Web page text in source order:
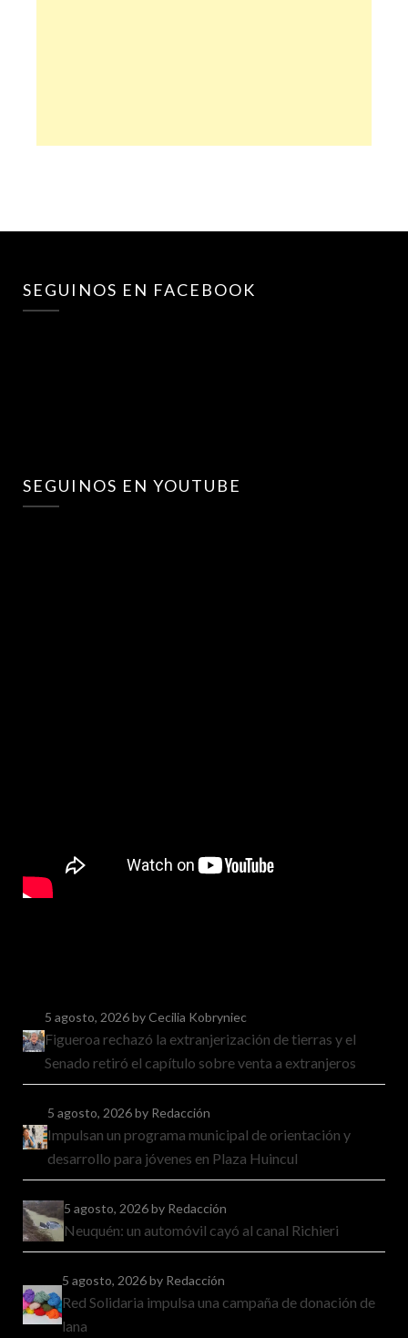
SEGUINOS EN FACEBOOK
SEGUINOS EN YOUTUBE
5 agosto, 2026by Cecilia Kobryniec
Figueroa rechazó la extranjerización de tierras y el
Senado retiró el capítulo sobre venta a extranjeros
5 agosto, 2026by Redacción
Impulsan un programa municipal de orientación y
desarrollo para jóvenes en Plaza Huincul
5 agosto, 2026by Redacción
Neuquén: un automóvil cayó al canal Richieri
5 agosto, 2026by Redacción
Red Solidaria impulsa una campaña de donación de
lana